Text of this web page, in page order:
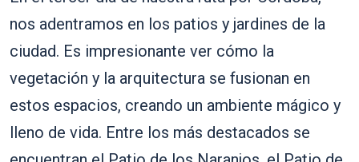
nos adentramos en los patios y jardines de la
ciudad. Es impresionante ver cómo la
vegetación y la arquitectura se fusionan en
estos espacios, creando un ambiente mágico y
lleno de vida. Entre los más destacados se